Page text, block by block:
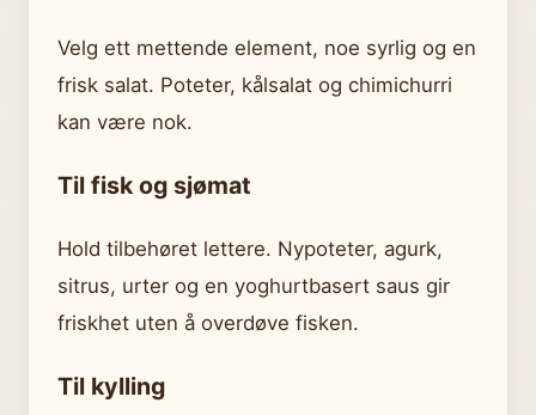
Velg ett mettende element, noe syrlig og en
frisk salat. Poteter, kålsalat og chimichurri
kan være nok.
Til fisk og sjømat
Hold tilbehøret lettere. Nypoteter, agurk,
sitrus, urter og en yoghurtbasert saus gir
friskhet uten å overdøve fisken.
Til kylling